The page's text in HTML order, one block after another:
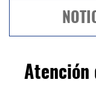
Atención